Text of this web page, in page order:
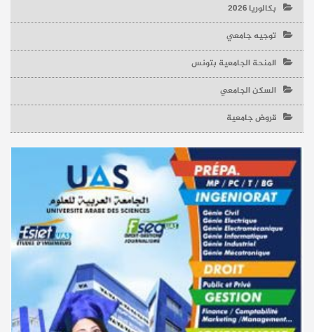
بكالوريا 2026
توجيه جامعي
المنحة الجامعية بتونس
السكن الجامعي
قروض جامعية